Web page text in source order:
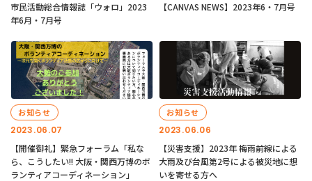
市民活動総合情報誌「ウォロ」2023
年6月・7月号
【CANVAS NEWS】2023年6・7月号
2023.06.07
お知らせ
【開催御礼】緊急フォーラム「私な
ら、こうしたい!! 大阪・関西万博のボ
ランティアコーディネーション」
2023.06.06
お知らせ
【災害支援】2023年 梅雨前線による
大雨及び台風第2号による被災地に想
いを寄せる方へ